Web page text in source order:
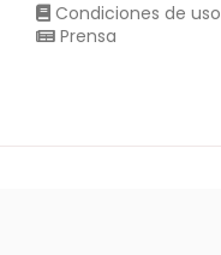
Condiciones de uso
Prensa